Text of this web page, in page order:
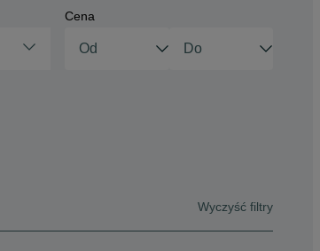
Cena
Wyczyść filtry